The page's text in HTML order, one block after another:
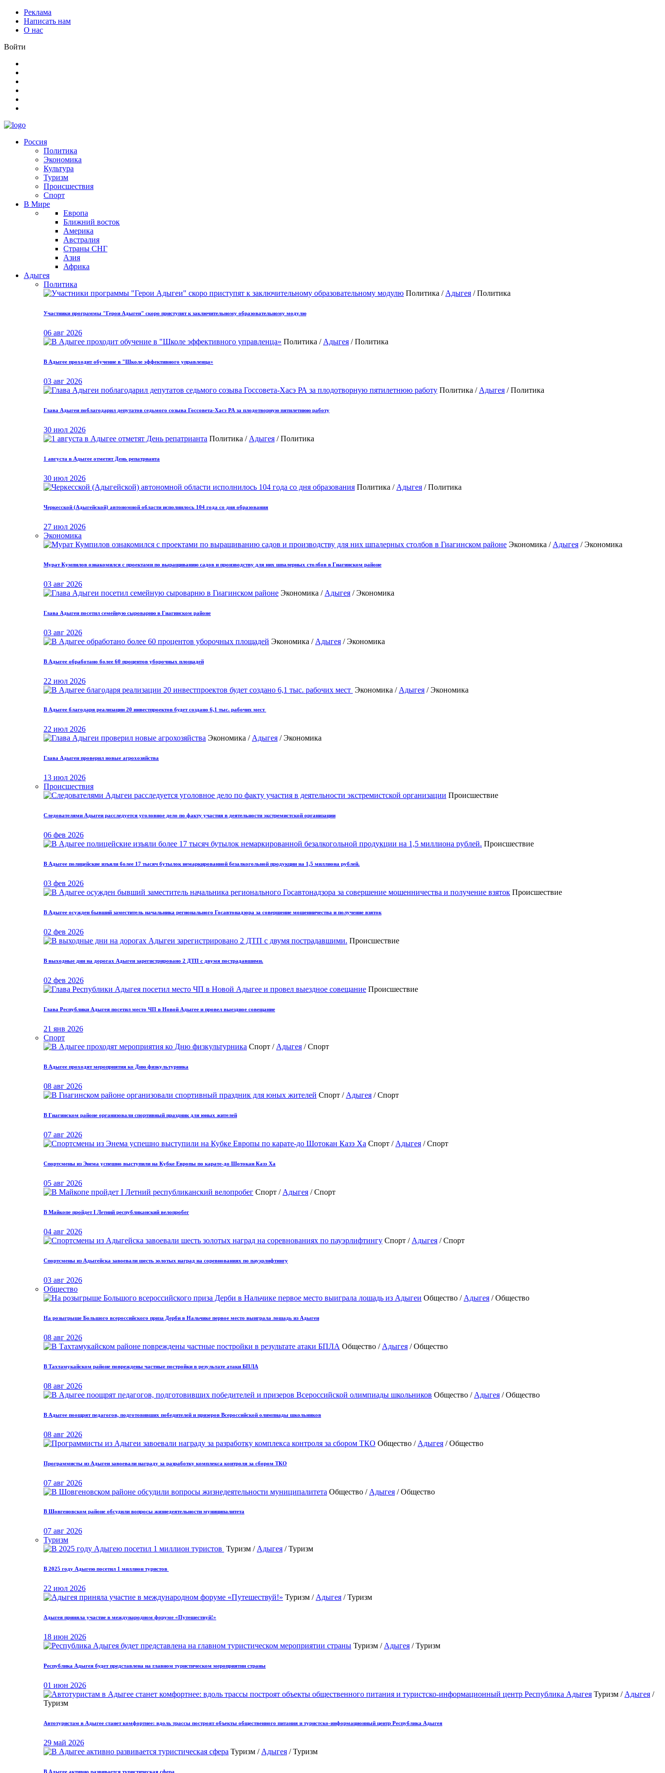
Реклама
Написать нам
О нас
Войти
Россия
Политика
Экономика
Культура
Туризм
Происшествия
Спорт
В Мире
Европа
Ближний восток
Америка
Австралия
Страны СНГ
Азия
Африка
Адыгея
Политика
Политика / Адыгея / Политика
Участники программы "Герои Адыгеи" скоро приступят к заключительному образовательному модулю
06 авг 2026
Политика / Адыгея / Политика
В Адыгее проходит обучение в "Школе эффективного управленца»
03 авг 2026
Политика / Адыгея / Политика
Глава Адыгеи поблагодарил депутатов седьмого созыва Госсовета-Хасэ РА за плодотворную пятилетнюю работу
30 июл 2026
Политика / Адыгея / Политика
1 августа в Адыгее отметят День репатрианта
30 июл 2026
Политика / Адыгея / Политика
Черкесской (Адыгейской) автономной области исполнилось 104 года со дня образования
27 июл 2026
Экономика
Экономика / Адыгея / Экономика
Мурат Кумпилов ознакомился с проектами по выращиванию садов и производству для них шпалерных столбов в Гиагинском районе
03 авг 2026
Экономика / Адыгея / Экономика
Глава Адыгеи посетил семейную сыроварню в Гиагинском районе
03 авг 2026
Экономика / Адыгея / Экономика
В Адыгее обработано более 60 процентов уборочных площадей
22 июл 2026
Экономика / Адыгея / Экономика
В Адыгее благодаря реализации 20 инвестпроектов будет создано 6,1 тыс. рабочих мест
22 июл 2026
Экономика /Адыгея / Экономика
Глава Адыгеи проверил новые агрохозяйства
13 июл 2026
Происшествия
Происшествие
Следователями Адыгеи расследуется уголовное дело по факту участия в деятельности экстремистской организации
06 фев 2026
Происшествие
В Адыгее полицейские изъяли более 17 тысяч бутылок немаркированной безалкогольной продукции на 1,5 миллиона рублей.
03 фев 2026
Происшествие
В Адыгее осужден бывший заместитель начальника регионального Госавтонадзора за совершение мошенничества и получение взяток
02 фев 2026
Происшествие
В выходные дни на дорогах Адыгеи зарегистрировано 2 ДТП с двумя пострадавшими.
02 фев 2026
Происшествие
Глава Республики Адыгея посетил место ЧП в Новой Адыгее и провел выездное совещание
21 янв 2026
Спорт
Спорт / Адыгея / Спорт
В Адыгее проходят мероприятия ко Дню физкультурника
08 авг 2026
Спорт / Адыгея / Спорт
В Гиагинском районе организовали спортивный праздник для юных жителей
07 авг 2026
Спорт / Адыгея / Спорт
Спортсмены из Энема успешно выступили на Кубке Европы по карате-до Шотокан Казэ Ха
05 авг 2026
Спорт / Адыгея / Спорт
В Майкопе пройдет I Летний республиканский велопробег
04 авг 2026
Спорт / Адыгея / Спорт
Спортсмены из Адыгейска завоевали шесть золотых наград на соревнованиях по пауэрлифтингу
03 авг 2026
Общество
Общество / Адыгея / Общество
На розыгрыше Большого всероссийского приза Дерби в Нальчике первое место выиграла лошадь из Адыгеи
08 авг 2026
Общество / Адыгея / Общество
В Тахтамукайском районе повреждены частные постройки в результате атаки БПЛА
08 авг 2026
Общество / Адыгея / Общество
В Адыгее поощрят педагогов, подготовивших победителей и призеров Всероссийской олимпиады школьников
08 авг 2026
Общество / Адыгея / Общество
Программисты из Адыгеи завоевали награду за разработку комплекса контроля за сбором ТКО
07 авг 2026
Общество / Адыгея / Общество
В Шовгеновском районе обсудили вопросы жизнедеятельности муниципалитета
07 авг 2026
Туризм
Туризм /Адыгея / Туризм
В 2025 году Адыгею посетил 1 миллион туристов
22 июл 2026
Туризм / Адыгея / Туризм
Адыгея приняла участие в международном форуме «Путешествуй!»
18 июн 2026
Туризм / Адыгея / Туризм
Республика Адыгея будет представлена на главном туристическом мероприятии страны
01 июн 2026
Туризм / Адыгея /
Туризм
Автотуристам в Адыгее станет комфортнее: вдоль трассы построят объекты общественного питания и туристско-информационный центр Республика Адыгея
29 май 2026
Туризм / Адыгея / Туризм
В Адыгее активно развивается туристическая сфера